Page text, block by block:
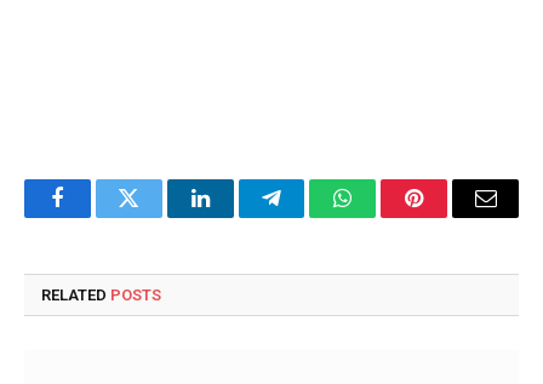
FacebookTwitter LinkedInTelegramWhatsAppPinterestEmail
RELATED POSTS